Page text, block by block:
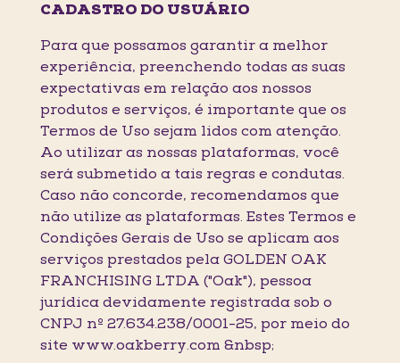
CADASTRO DO USUÁRIO
Para que possamos garantir a melhor
experiência, preenchendo todas as suas
expectativas em relação aos nossos
produtos e serviços, é importante que os
Termos de Uso sejam lidos com atenção.
Ao utilizar as nossas plataformas, você
será submetido a tais regras e condutas.
Caso não concorde, recomendamos que
não utilize as plataformas. Estes Termos e
Condições Gerais de Uso se aplicam aos
serviços prestados pela GOLDEN OAK
FRANCHISING LTDA ("Oak"), pessoa
jurídica devidamente registrada sob o
CNPJ nº 27.634.238/0001-25, por meio do
site www.oakberry.com &nbsp;